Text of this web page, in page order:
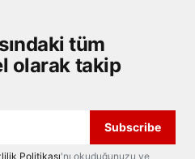
tüm
olarak takip
Subscribe
Politikası'nı okuduğunuzu ve